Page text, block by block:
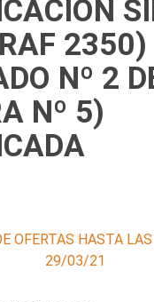
2350)
Nº 2
Nº 5)
OFERTAS HASTA
29/03/21